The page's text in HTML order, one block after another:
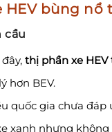
HEV bùng nổ
cầu
thị phần xe
hơn BEV.
quốc gia chưa đáp
xanh nhưng